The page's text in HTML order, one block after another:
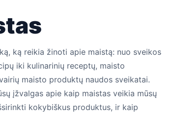
ką reikia žinoti apie maistą: nuo sveikos
iki kulinarinių receptų, maisto
maisto produktų naudos sveikatai.
įžvalgas apie kaip maistas veikia mūsų
kokybiškus produktus, ir kaip